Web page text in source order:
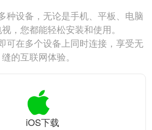
种设备，无论是手机、平板、电脑
，您都能轻松安装和使用。
可在多个设备上同时连接，享受无
缝的互联网体验。
iOS下载